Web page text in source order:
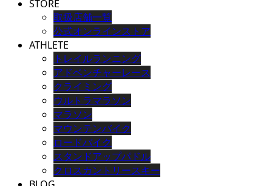
STORE
取扱店舗一覧
公式オンラインストア
ATHLETE
トレイルランニング
アドベンチャーレース
クライミング
ウルトラマラソン
マラソン
マウンテンバイク
ロードバイク
スタンドアップパドル
クロスカントリースキー